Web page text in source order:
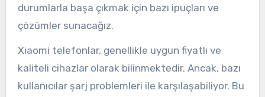
durumlarla başa çıkmak için bazı ipuçları ve
çözümler sunacağız.
Xiaomi telefonlar, genellikle uygun fiyatlı ve
kaliteli cihazlar olarak bilinmektedir. Ancak, bazı
kullanıcılar şarj problemleri ile karşılaşabiliyor. Bu